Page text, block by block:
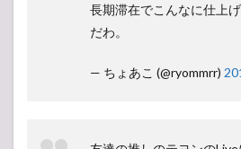
長期滞在でこんなに仕上
だわ。
— ちょあこ (@ryommrr)